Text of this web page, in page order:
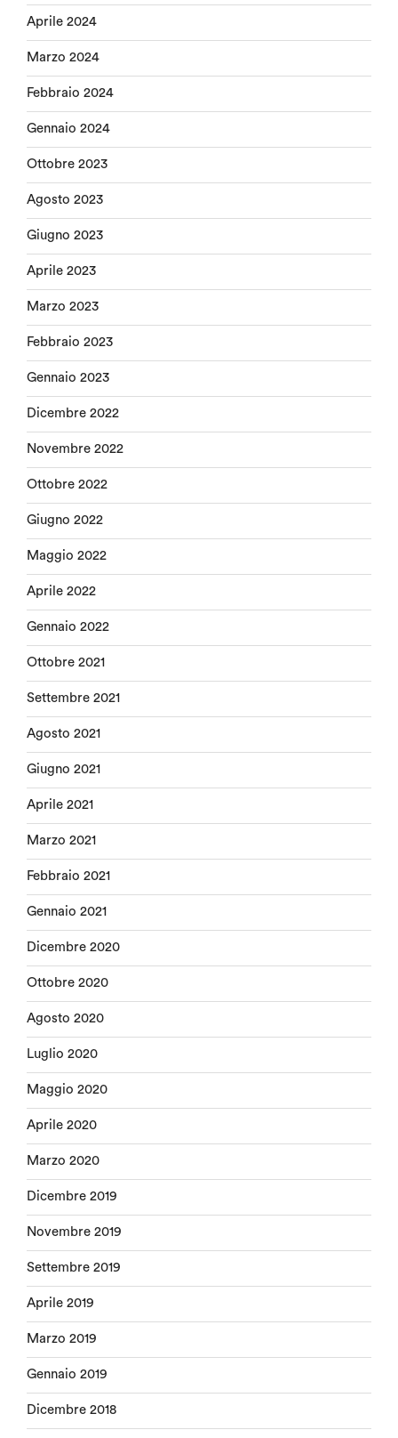
Aprile 2024
Marzo 2024
Febbraio 2024
Gennaio 2024
Ottobre 2023
Agosto 2023
Giugno 2023
Aprile 2023
Marzo 2023
Febbraio 2023
Gennaio 2023
Dicembre 2022
Novembre 2022
Ottobre 2022
Giugno 2022
Maggio 2022
Aprile 2022
Gennaio 2022
Ottobre 2021
Settembre 2021
Agosto 2021
Giugno 2021
Aprile 2021
Marzo 2021
Febbraio 2021
Gennaio 2021
Dicembre 2020
Ottobre 2020
Agosto 2020
Luglio 2020
Maggio 2020
Aprile 2020
Marzo 2020
Dicembre 2019
Novembre 2019
Settembre 2019
Aprile 2019
Marzo 2019
Gennaio 2019
Dicembre 2018